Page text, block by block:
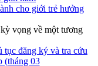
cho giới trẻ hưởng
vọng về một tương